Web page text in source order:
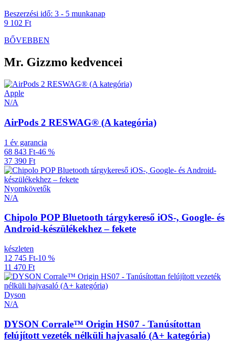
Beszerzési idő: 3 - 5 munkanap
9 102 Ft
BŐVEBBEN
Mr. Gizzmo kedvencei
Apple
N/A
AirPods 2 RESWAG® (A kategória)
1 év garancia
68 843 Ft-46 %
37 390 Ft
Nyomkövetők
N/A
Chipolo POP Bluetooth tárgykereső iOS-, Google- és
Android-készülékekhez – fekete
készleten
12 745 Ft-10 %
11 470 Ft
Dyson
N/A
DYSON Corrale™ Origin HS07 - Tanúsítottan
felújított vezeték nélküli hajvasaló (A+ kategória)